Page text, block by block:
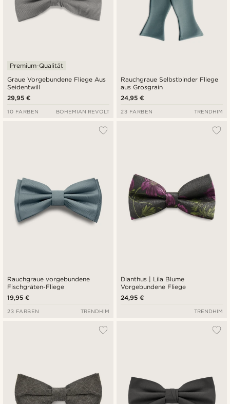
Graue Vorgebundene Fliege Aus
Seidentwill
Premium-Qualität
29,95 €
10 FARBEN BOHEMIAN REVOLT
Rauchgraue Selbstbinder Fliege
aus Grosgrain
24,95 €
23 FARBEN TRENDHIM
Rauchgraue vorgebundene
Fischgräten-Fliege
19,95 €
23 FARBEN TRENDHIM
Dianthus | Lila Blume
Vorgebundene Fliege
24,95 €
TRENDHIM